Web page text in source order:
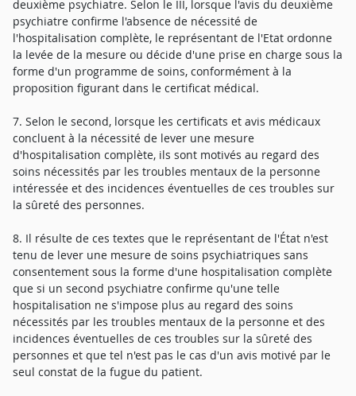
deuxième psychiatre. Selon le III, lorsque l'avis du deuxième
psychiatre confirme l'absence de nécessité de
l'hospitalisation complète, le représentant de l'Etat ordonne
la levée de la mesure ou décide d'une prise en charge sous la
forme d'un programme de soins, conformément à la
proposition figurant dans le certificat médical.
7. Selon le second, lorsque les certificats et avis médicaux
concluent à la nécessité de lever une mesure
d'hospitalisation complète, ils sont motivés au regard des
soins nécessités par les troubles mentaux de la personne
intéressée et des incidences éventuelles de ces troubles sur
la sûreté des personnes.
8. Il résulte de ces textes que le représentant de l'État n'est
tenu de lever une mesure de soins psychiatriques sans
consentement sous la forme d'une hospitalisation complète
que si un second psychiatre confirme qu'une telle
hospitalisation ne s'impose plus au regard des soins
nécessités par les troubles mentaux de la personne et des
incidences éventuelles de ces troubles sur la sûreté des
personnes et que tel n'est pas le cas d'un avis motivé par le
seul constat de la fugue du patient.